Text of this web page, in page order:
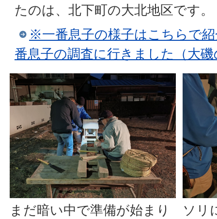
たのは、北下町の大北地区です。
※一番息子の様子はこちらで
番息子の調査に行きました（大
まだ暗い中で準備が始まり
ソリ